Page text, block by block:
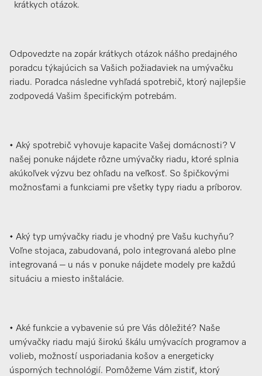
krátkych otázok.
Odpovedzte na zopár krátkych otázok nášho predajného
poradcu týkajúcich sa Vašich požiadaviek na umývačku
riadu. Poradca následne vyhľadá spotrebič, ktorý najlepšie
zodpovedá Vašim špecifickým potrebám.
• Aký spotrebič vyhovuje kapacite Vašej domácnosti? V
našej ponuke nájdete rôzne umývačky riadu, ktoré splnia
akúkoľvek výzvu bez ohľadu na veľkosť. So špičkovými
možnosťami a funkciami pre všetky typy riadu a príborov.
• Aký typ umývačky riadu je vhodný pre Vašu kuchyňu?
Voľne stojaca, zabudovaná, polo integrovaná alebo plne
integrovaná – u nás v ponuke nájdete modely pre každú
situáciu a miesto inštalácie.
• Aké funkcie a vybavenie sú pre Vás dôležité? Naše
umývačky riadu majú širokú škálu umývacích programov a
volieb, možností usporiadania košov a energeticky
úsporných technológií. Pomôžeme Vám zistiť, ktorý